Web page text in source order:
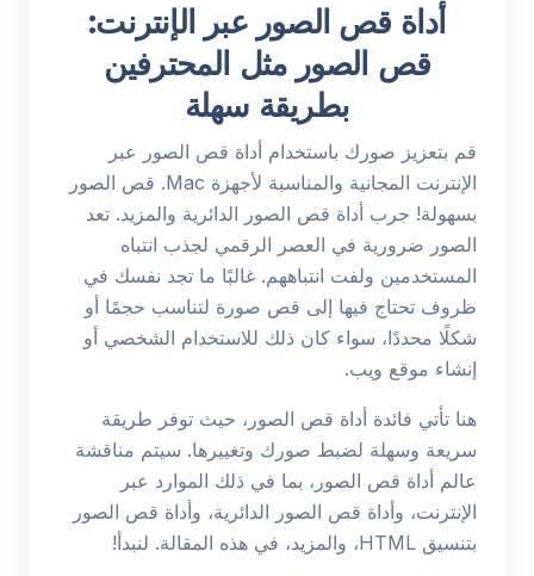
أداة قص الصور عبر الإنترنت:
قص الصور مثل المحترفين
بطريقة سهلة
قم بتعزيز صورك باستخدام أداة قص الصور عبر
الإنترنت المجانية والمناسبة لأجهزة Mac. قص الصور
بسهولة! جرب أداة قص الصور الدائرية والمزيد. تعد
الصور ضرورية في العصر الرقمي لجذب انتباه
المستخدمين ولفت انتباههم. غالبًا ما تجد نفسك في
ظروف تحتاج فيها إلى قص صورة لتناسب حجمًا أو
شكلًا محددًا، سواء كان ذلك للاستخدام الشخصي أو
إنشاء موقع ويب.
هنا تأتي فائدة أداة قص الصور، حيث توفر طريقة
سريعة وسهلة لضبط صورك وتغييرها. سيتم مناقشة
عالم أداة قص الصور، بما في ذلك الموارد عبر
الإنترنت، وأداة قص الصور الدائرية، وأداة قص الصور
بتنسيق HTML، والمزيد، في هذه المقالة. لنبدأ!